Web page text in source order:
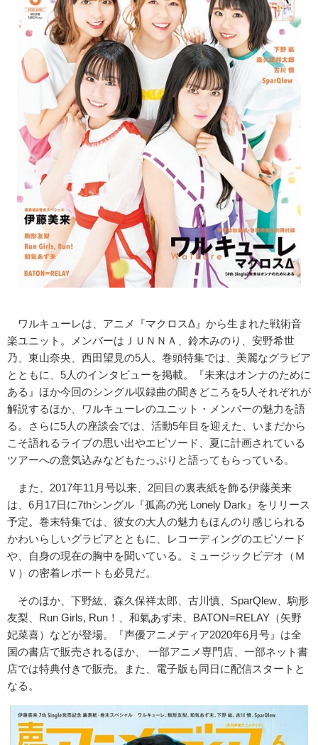
ワルキューレは、アニメ『マクロスΔ』から生まれた戦術音
楽ユニット。メンバーはＪＵＮＮＡ、鈴木みのり、安野希世
乃、東山奈央、西田望見の5人。巻頭特集では、美麗なグラビア
とともに、5人のインタビューを掲載。『未来はオンナのために
ある』ほか今回のシングル収録曲の聞きどころを5人それぞれが
解説するほか、ワルキューレのユニット・メンバーの魅力を語
る。さらに5人の座談会では、活動5年目を迎えた、いまだから
こそ語れるライブの思い出やエピソード、夏に計画されている
ツアーへの意気込みなどもたっぷりと語ってもらっている。
また、2017年11月号以来、2回目の裏表紙を飾る伊藤美来
は、6月17日に7thシングル『孤高の光 Lonely Dark』をリリース
予定。巻末特集では、彼女の大人の魅力もほんのり感じられる
かわいらしいグラビアとともに、レコーディングのエピソード
や、自身の現在の胸中を聞いている。ミュージックビデオ（Ｍ
Ｖ）の密着レポートも必見だ。
そのほか、下野紘、森久保祥太郎、古川慎、SparQlew、駒形
友梨、Run Girls, Run！、和氣あず未、BATON=RELAY（矢野
妃菜喜）などが登場。『声優アニメディア2020年6月号』は全
国の書店で販売されるほか、 一部アニメ専門店、一部ネット書
店では特典付きで販売。また、電子版も同日に配信スタートと
なる。